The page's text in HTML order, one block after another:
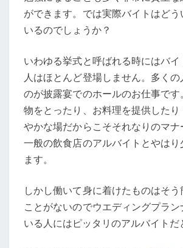
イ
ト
に
つ
い
て
ができます。では実際バイトはど
いるのでしょうか？
いわゆる挙式と呼ばれる時にはバ
人はほとんど登場しません。多く
のが披露宴でのホールのお仕事で
物をとったり、お料理を提供した
やかな場だからこそそれなりのマナ
一般の飲食店のアルバイトとやは
ます。
しかし働いて身に着けたものはそ
ことがないのでウエディングプラ
いる人にはピッタリのアルバイトだ